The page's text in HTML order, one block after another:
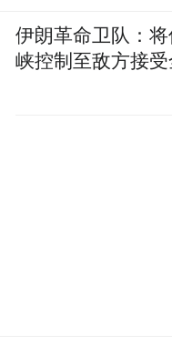
伊朗革命卫队：
峡控制至敌方接